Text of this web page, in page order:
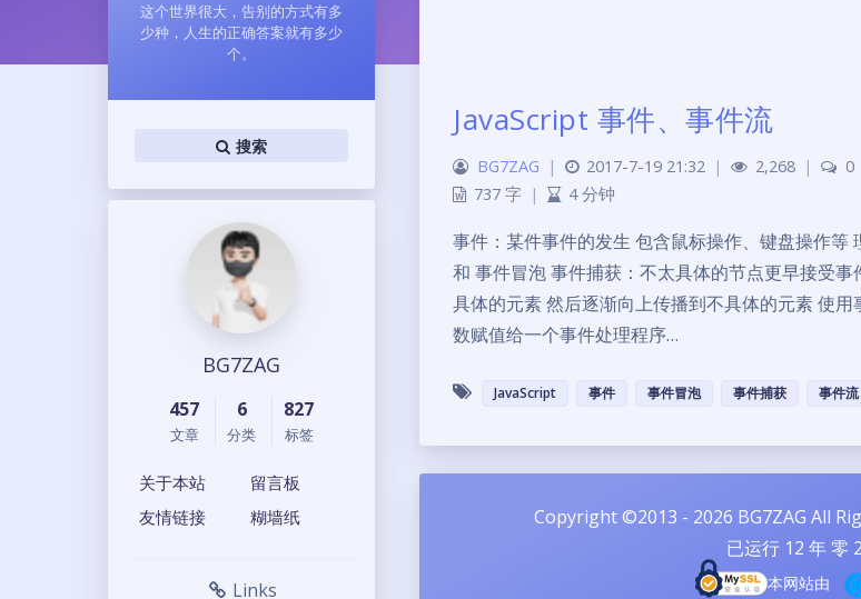
这个世界很大，告别的方式有多
少种，人生的正确答案就有多少
个。
搜索
BG7ZAG
457
文章
6
分类
827
标签
关于本站
留言板
友情链接
糊墙纸
Links
JavaScript 事件、事件流
BG7ZAG | 2017-7-19 21:32 | 2,268 | 0
737 字 | 4 分钟
事件：某件事件的发生 包含鼠标操作、键盘操作
和 事件冒泡 事件捕获：不太具体的节点更早接受
具体的元素 然后逐渐向上传播到不具体的元素 使
数赋值给一个事件处理程序…
JavaScript 事件 事件冒泡 事件捕获 事件流
Copyright ©2013 - 2026 BG7ZAG All
已运行 12 年 零
本网站由